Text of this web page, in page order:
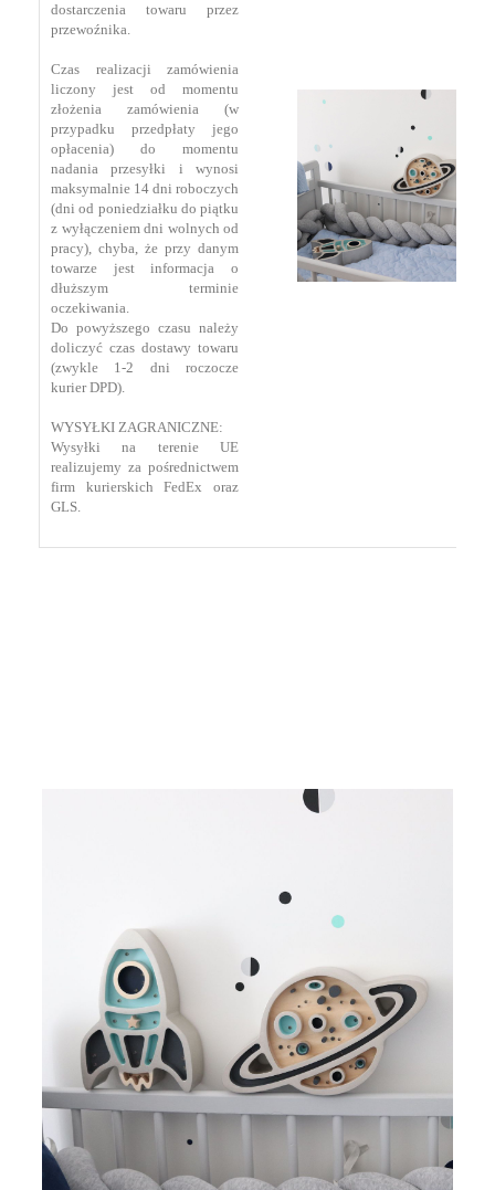
dostarczenia towaru przez
przewoźnika.
Czas realizacji zamówienia
liczony jest od momentu
złożenia zamówienia (w
przypadku przedpłaty jego
opłacenia) do momentu
nadania przesyłki i wynosi
maksymalnie 14 dni roboczych
(dni od poniedziałku do piątku
z wyłączeniem dni wolnych od
pracy), chyba, że przy danym
towarze jest informacja o
dłuższym terminie
oczekiwania.
Do powyższego czasu należy
doliczyć czas dostawy towaru
(zwykle 1-2 dni roczocze
kurier DPD).
WYSYŁKI ZAGRANICZNE:
Wysyłki na terenie UE
realizujemy za pośrednictwem
firm kurierskich FedEx oraz
GLS.